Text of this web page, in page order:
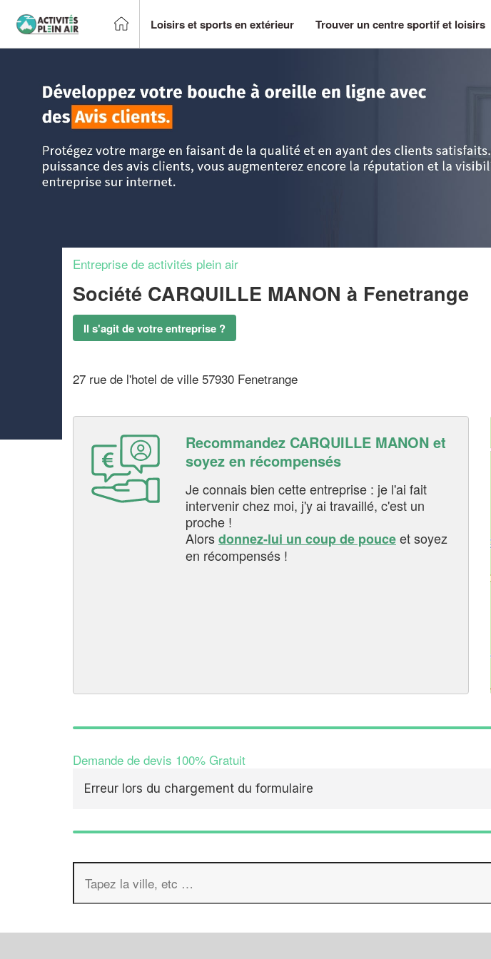
Loisirs et sports en extérieur Trouver un centre sportif et loisirs
Entreprise de activités plein air
Société CARQUILLE MANON à Fenetrange
Il s'agit de votre entreprise ?
27 rue de l'hotel de ville 57930 Fenetrange
Recommandez CARQUILLE MANON et
soyez en récompensés
Je connais bien cette entreprise : je l'ai fait
intervenir chez moi, j'y ai travaillé, c'est un
proche !
Alorsdonnez-lui un coup de pouceet soyez
en récompensés !
Demande de devis 100% Gratuit
Erreur lors du chargement du formulaire